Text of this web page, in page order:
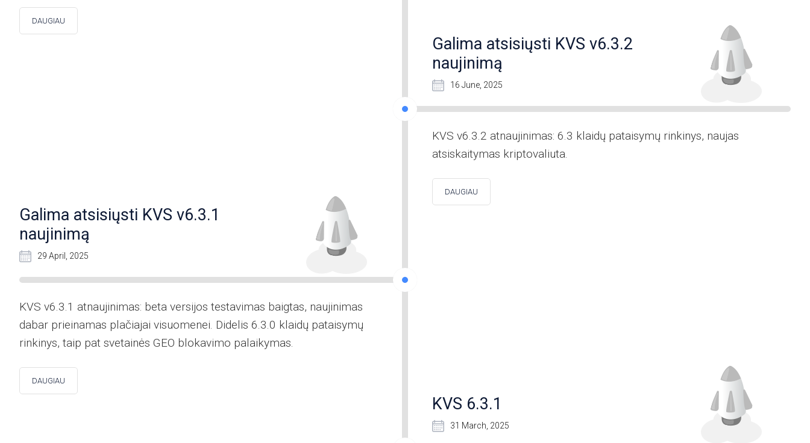
DAUGIAU
Galima atsisiųsti KVS v6.3.2
naujinimą
16 June, 2025
KVS v6.3.2 atnaujinimas: 6.3 klaidų pataisymų rinkinys, naujas
atsiskaitymas kriptovaliuta.
DAUGIAU
Galima atsisiųsti KVS v6.3.1
naujinimą
29 April, 2025
KVS v6.3.1 atnaujinimas: beta versijos testavimas baigtas, naujinimas
dabar prieinamas plačiajai visuomenei. Didelis 6.3.0 klaidų pataisymų
rinkinys, taip pat svetainės GEO blokavimo palaikymas.
DAUGIAU
KVS 6.3.1
31 March, 2025